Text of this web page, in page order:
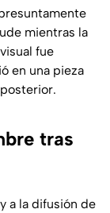
mientras la
fue
en una pieza
tras
a la difusión de